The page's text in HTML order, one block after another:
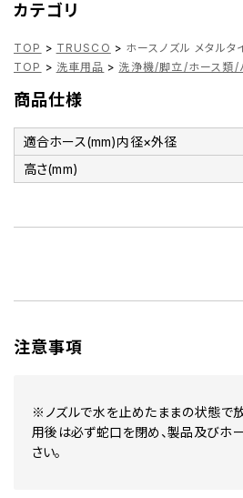
カテゴリ
TOP > TRUSCO > ホースノズル メタル
TOP > 洗車用品 > 洗浄機/脚立/ホース類/
商品仕様
適合ホース(mm)内径×外径
高さ(mm)
注意事項
※ノズルで水を止めたままの状態で
用後は必ず蛇口を閉め、製品及びホ
さい。